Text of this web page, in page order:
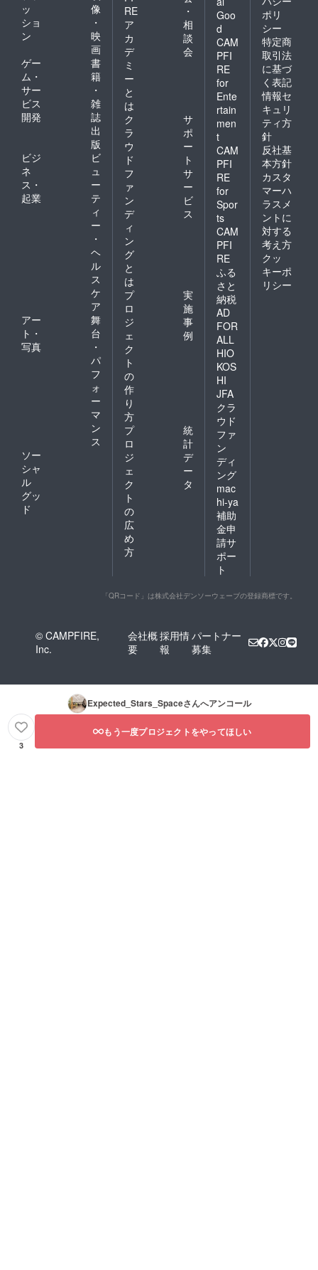
イズく
らいを
イメー
ジして
くださ
い。文
字数が
多くて
収まら
ない場
合には
個別に
ご相談
させて
いただ
きま
す。
ッ
ショ
ン
像
・
映
画
ゲー
ム・
サー
ビス
開発
書
籍
・
雑
誌
出
版
ビジ
ネ
ス・
起業
ビ
ュ
ー
テ
ィ
ー
・
ヘ
ル
ス
ケ
ア
アー
ト・
写真
舞
台
・
パ
フ
ォ
ー
マ
ン
ス
ソー
シャ
ル
グッ
ド
RE
ア
カ
デ
ミ
ー
と
は
・
相
談
会
ク
ラ
ウ
ド
フ
ァ
ン
デ
ィ
ン
グ
と
は
サ
ポ
ー
ト
サ
ー
ビ
ス
プ
ロ
ジ
ェ
ク
ト
の
作
り
方
実
施
事
例
プ
ロ
ジ
ェ
ク
ト
の
広
め
方
統
計
デ
ー
タ
Goo
d
CAM
PFI
RE
for
Ente
rtain
men
t
CAM
PFI
RE
for
Spor
ts
CAM
PFI
RE
ふる
さと
納税
AD
FOR
ALL
HIO
KOS
HI
JFA
クラ
ウド
ファ
ン
ディ
ング
mac
hi-ya
補助
金申
請サ
ポー
ト
ポリ
シー
特定商
取引法
に基づ
く表記
情報セ
キュリ
ティ方
針
反社基
本方針
カスタ
マーハ
ラスメ
ントに
対する
考え方
クッ
キーポ
リシー
「QRコード」は株式会社デンソーウェーブの登録商標です。
© CAMPFIRE,
Inc.
会社概
要
採用情
報
パートナー
募集
Expected_Stars_Spaceさんへアンコール
3
もう一度プロジェクトをやってほしい